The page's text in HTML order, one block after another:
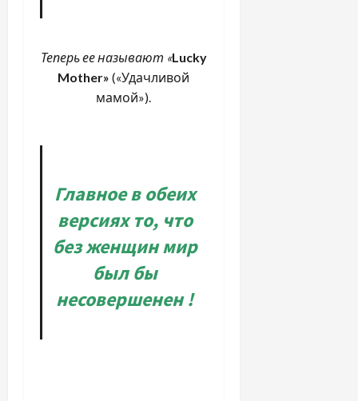
Теперь ее называют «Lucky
Mother» («Удачливой
мамой»).
Главное в обеих
версиях то, что
безженщинмир
был бы
несовершенен !